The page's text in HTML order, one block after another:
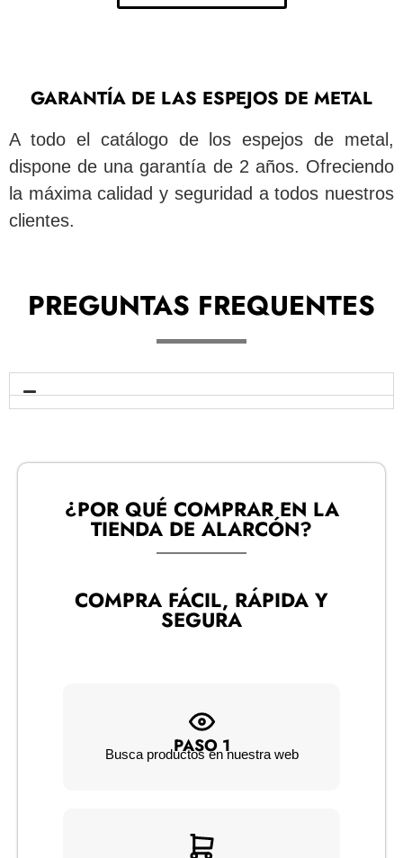
GARANTÍA DE LAS ESPEJOS DE METAL
A todo el catálogo de los espejos de metal,
dispone de una garantía de 2 años. Ofreciendo
la máxima calidad y seguridad a todos nuestros
clientes.
PREGUNTAS FREQUENTES
¿POR QUÉ COMPRAR EN LA
TIENDA DE ALARCÓN?​
COMPRA FÁCIL, RÁPIDA Y
SEGURA
PASO 1
Busca productos en nuestra web